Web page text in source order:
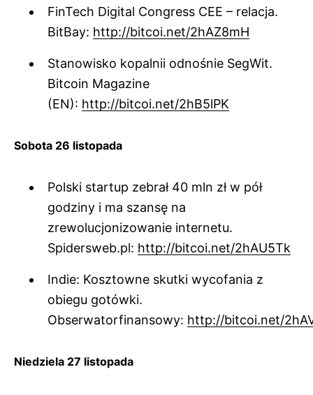
FinTech Digital Congress CEE – relacja.
BitBay: http://bitcoi.net/2hAZ8mH
Stanowisko kopalnii odnośnie SegWit.
Bitcoin Magazine
(EN): http://bitcoi.net/2hB5lPK
Sobota 26 listopada
Polski startup zebrał 40 mln zł w pół
godziny i ma szansę na
zrewolucjonizowanie internetu.
Spidersweb.pl: http://bitcoi.net/2hAU5Tk
Indie: Kosztowne skutki wycofania z
obiegu gotówki.
Obserwatorfinansowy: http://bitcoi.net/
Niedziela 27 listopada